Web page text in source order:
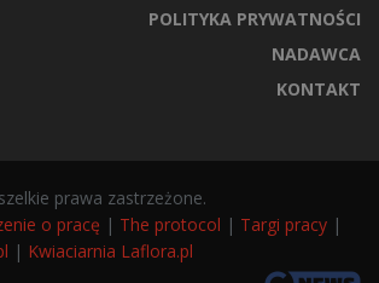
POLITYKA PRYWATNOŚCI
NADAWCA
KONTAKT
prawa zastrzeżone.
o pracę | The protocol | Targi pracy |
| Kwiaciarnia Laflora.pl